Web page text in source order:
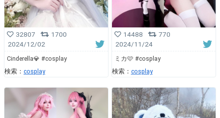
32807
1700
2024/12/02
Cinderella💎 #cosplay
検索： cosplay
14488
770
2024/11/24
ミカ🩷 #cosplay
検索： cosplay